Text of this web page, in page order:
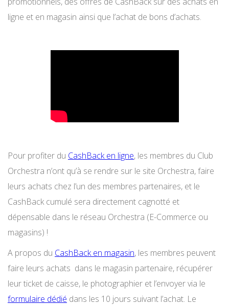
ligne et en magasin ainsi que l’achat de bons d’achats.
Pour profiter du CashBack en ligne, les membres du Club
Orchestra n’ont qu’à se rendre sur le site Orchestra, faire
leurs achats chez l’un des membres partenaires, et le
CashBack cumulé sera directement cagnotté et
dépensable dans le réseau Orchestra (E-Commerce ou
magasins) !
A propos du CashBack en magasin, les membres peuvent
faire leurs achats dans le magasin partenaire, récupérer
leur ticket de caisse, le photographier et l’envoyer via le
formulaire dédié dans les 10 jours suivant l’achat. Le